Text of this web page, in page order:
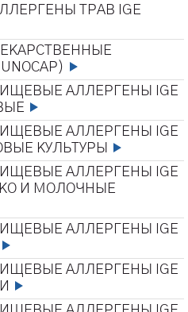
ТРАВ IGE
АЛЛЕРГЕНЫ IGE
АЛЛЕРГЕНЫ IGE
КУЛЬТУРЫ
АЛЛЕРГЕНЫ IGE
И МОЛОЧНЫЕ
АЛЛЕРГЕНЫ IGE
АЛЛЕРГЕНЫ IGE